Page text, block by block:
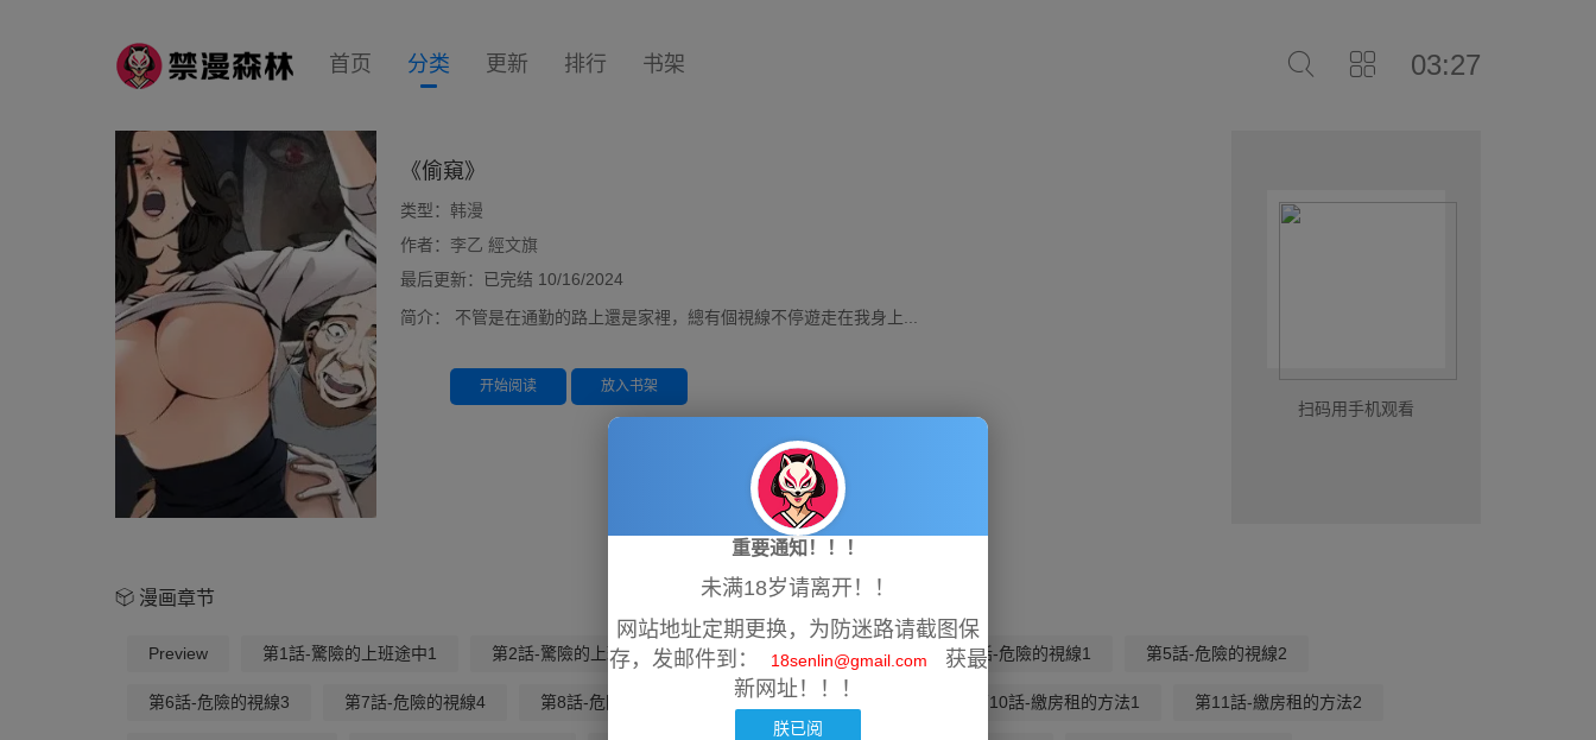
03:27
首页 分类 更新 排行 书架
《偷窺》
类型： 韩漫
作者： 李乙 經文旗
最后更新：已完结 10/16/2024
简介：
不管是在通勤的路上還是家裡，總有個視線不停遊走在我身上...
开始阅读 放入书架
扫码用手机观看
漫画章节
Preview 第1話-驚險的上班途中1 第2話-驚險的上班途中2 第3話-驚險的上班途中3 第4話-危險的視線1 第5話-危險的視線2
第6話-危險的視線3 第7話-危險的視線4 第8話-危險的視線5 第9話-那個男人下的賭注 第10話-繳房租的方法1 第11話-繳房租的方法2
重要通知！！！
未满18岁请离开！！
网站地址定期更换，为防迷路请截图保
存，发邮件到：
18senlin@gmail.com
获最
新网址！！！
朕已阅